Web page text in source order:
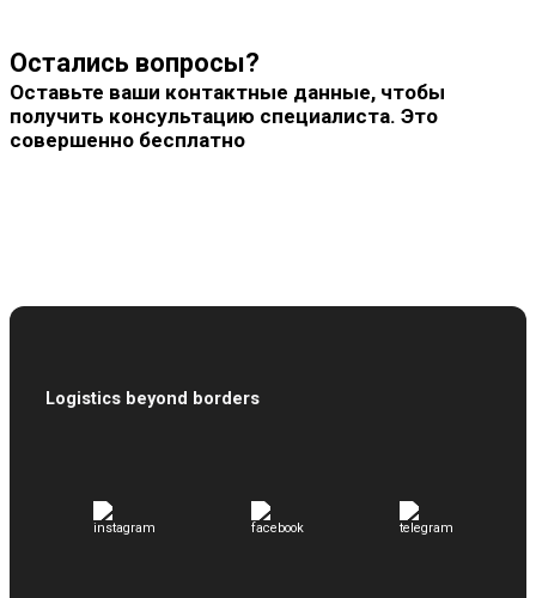
Остались вопросы?
Оставьте ваши контактные данные, чтобы
получить консультацию специалиста. Это
совершенно бесплатно
Logistics beyond borders